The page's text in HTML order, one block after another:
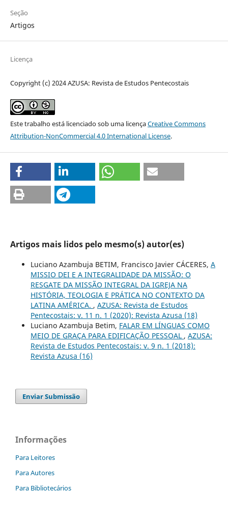
Seção
Artigos
Licença
Copyright (c) 2024 AZUSA: Revista de Estudos Pentecostais
Este trabalho está licenciado sob uma licençaCreative Commons
Attribution-NonCommercial 4.0 International License.
Artigos mais lidos pelo mesmo(s) autor(es)
Luciano Azambuja BETIM, Francisco Javier CÁCERES, A
MISSIO DEI E A INTEGRALIDADE DA MISSÃO: O
RESGATE DA MISSÃO INTEGRAL DA IGREJA NA
HISTÓRIA, TEOLOGIA E PRÁTICA NO CONTEXTO DA
LATINA AMÉRICA. , AZUSA: Revista de Estudos
Pentecostais: v. 11 n. 1 (2020): Revista Azusa (18)
Luciano Azambuja Betim, FALAR EM LÍNGUAS COMO
MEIO DE GRAÇA PARA EDIFICAÇÃO PESSOAL , AZUSA:
Revista de Estudos Pentecostais: v. 9 n. 1 (2018):
Revista Azusa (16)
Enviar Submissão
Informações
Para Leitores
Para Autores
Para Bibliotecários